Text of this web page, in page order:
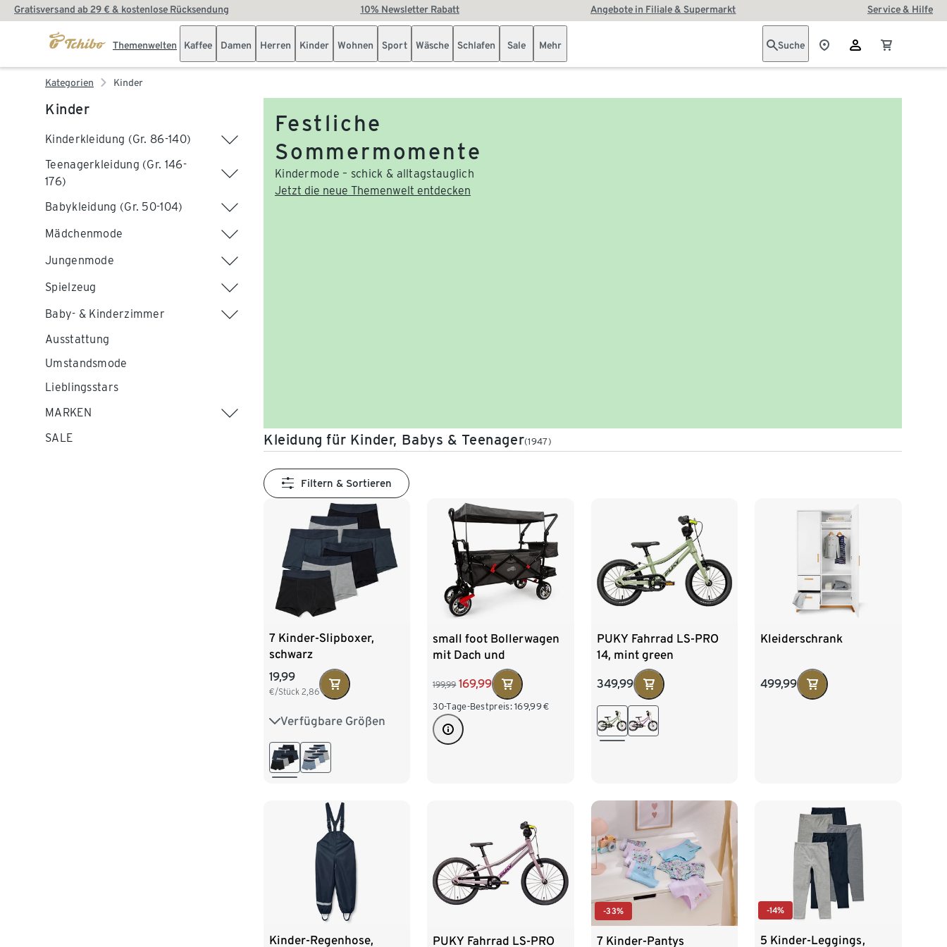
Gratisversand ab 29 € & kostenlose Rücksendung 10% Newsletter Rabatt Angebote in Filiale & Supermarkt Service & Hilfe
Themenwelten Kaffee Damen Herren Kinder Wohnen Sport Wäsche Schlafen Sale Mehr Suche
Kategorien Kinder
Kinder
Kinderkleidung (Gr. 86-140)
Teenagerkleidung (Gr. 146-
176)
Babykleidung (Gr. 50-104)
Mädchenmode
Jungenmode
Spielzeug
Baby- & Kinderzimmer
Ausstattung
Umstandsmode
Lieblingsstars
MARKEN
SALE
Festliche
Sommermomente
Kindermode – schick & alltagstauglich
Jetzt die neue Themenwelt entdecken
Kleidung für Kinder, Babys & Teenager(1947)
Filtern & Sortieren
7 Kinder-Slipboxer,
schwarz
19,99
€/Stück 2,86
Verfügbare Größen
122/128 134/140
146/152
small foot Bollerwagen
mit Dach und
Regencover
199,99 169,99
30-Tage-Bestpreis: 169,99€
PUKY Fahrrad LS-PRO
14, mint green
349,99
Kleiderschrank
499,99
Kinder-Regenhose,
PUKY Fahrrad LS-PRO
-33%
7 Kinder-Pantys
-14%
5 Kinder-Leggings,